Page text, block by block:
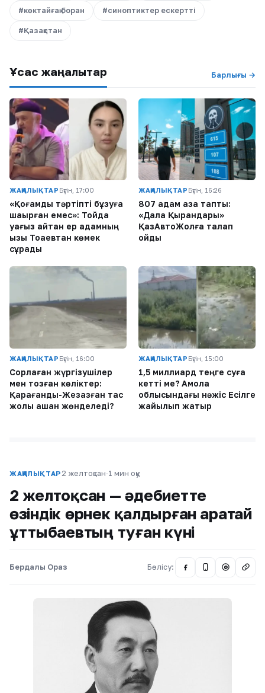
#көктайғақ боран #синоптиктер ескертті
#Қазақстан
Ұқсас жаңалықтар Барлығы →
ЖАҢАЛЫҚТАР Бүгін, 17:00
«Қоғамдық тәртіпті бұзуға
шақырған емес»: Тойда
уағыз айтқан ер адамның
қызы Тоқаевтан көмек
сұрады
ЖАҢАЛЫҚТАР Бүгін, 16:26
807 адам қаза тапты:
«Дала Қырандары»
ҚазАвтоЖолға талап
қойды
ЖАҢАЛЫҚТАР Бүгін, 16:00
Сорлаған жүргізушілер
мен тозған көліктер:
Қарағанды-Жезқазған тас
жолы қашан жөнделеді?
ЖАҢАЛЫҚТАР Бүгін, 15:00
1,5 миллиард теңге суға
кетті ме? Ақмола
облысындағы нәжіс Есілге
жайылып жатыр
ЖАҢАЛЫҚТАР 2 желтоқсан·1 мин оқу
2 желтоқсан — әдебиетте
өзіндік өрнек қалдырған Қаратай
Құттыбаевтың туған күні
Бердалы Ораз Бөлісу: @